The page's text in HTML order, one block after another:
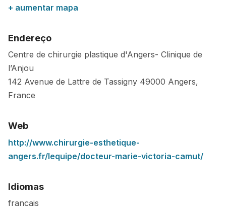
+ aumentar mapa
Endereço
Centre de chirurgie plastique d'Angers- Clinique de
l’Anjou
142 Avenue de Lattre de Tassigny 49000 Angers,
France
Web
http://www.chirurgie-esthetique-
angers.fr/lequipe/docteur-marie-victoria-camut/
Idiomas
français